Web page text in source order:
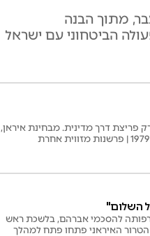
מתוך הבנה
הביטחוני עם ישראל
דרך מדינית. מבחינת איראן,
השלום"
להסכמי אברהם, בלשכת ראש
האיראני פתחו פתח למהלך